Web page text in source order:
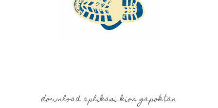
download aplikasi kios gapoktan